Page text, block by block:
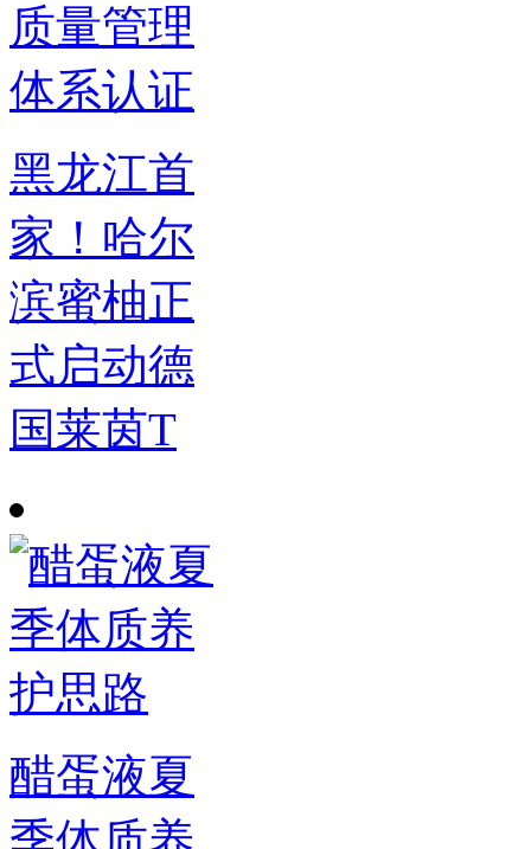
黑龙江首
家！哈尔
滨蜜柚正
式启动德
国莱茵T
醋蛋液夏